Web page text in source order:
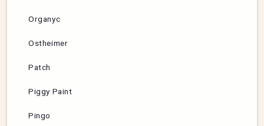
Organyc
Ostheimer
Patch
Piggy Paint
Pingo